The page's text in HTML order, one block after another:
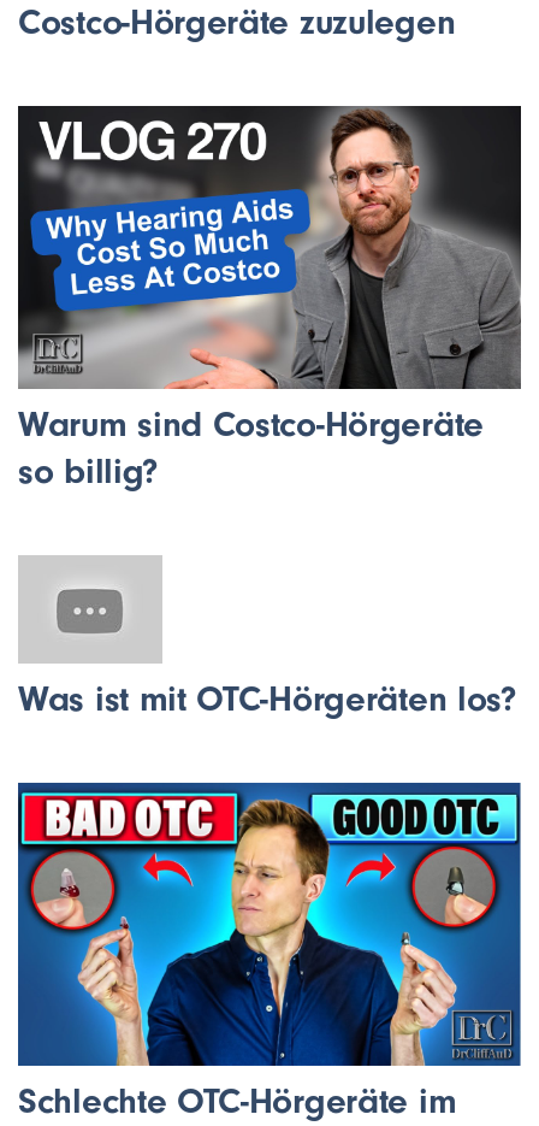
Costco-Hörgeräte zuzulegen
Warum sind Costco-Hörgeräte
so billig?
Was ist mit OTC-Hörgeräten los?
Schlechte OTC-Hörgeräte im